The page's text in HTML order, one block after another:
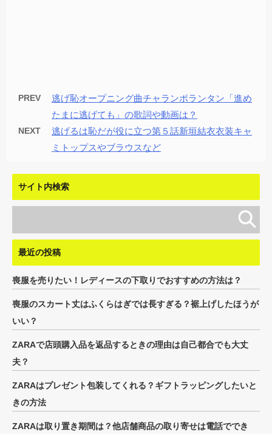
PREV
逃げ恥オープニング曲チャランポランタン「進め
たまに逃げても」の歌詞や動画は？
NEXT
逃げるは恥だが役に立つ第５話新垣結衣衣装キャ
ミトップスやブラウスなど
サイト内検索
最近の投稿
喪服を売りたい！レディースの下取りでおすすめの方法は？
喪服のスカート丈はふくらはぎでは長すぎる？裾上げしたほうが
いい？
ZARAで店頭購入品を返品するときの理由は自己都合でも大丈
夫？
ZARAはプレゼント包装してくれる？ギフトラッピングしたいと
きの方法
ZARAは取り置き期間は？他店舗商品の取り寄せは電話ででき